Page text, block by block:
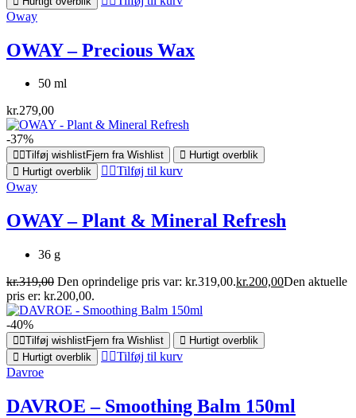
Oway
OWAY – Precious Wax
50 ml
kr.279,00
-37%
Tilføj wishlistFjern fra Wishlist
Hurtigt overblik
Hurtigt overblik
Tilføj til kurv
Oway
OWAY – Plant & Mineral Refresh
36 g
kr.319,00 Den oprindelige pris var: kr.319,00.kr.200,00Den aktuelle
pris er: kr.200,00.
-40%
Tilføj wishlistFjern fra Wishlist
Hurtigt overblik
Hurtigt overblik
Tilføj til kurv
Davroe
DAVROE – Smoothing Balm 150ml